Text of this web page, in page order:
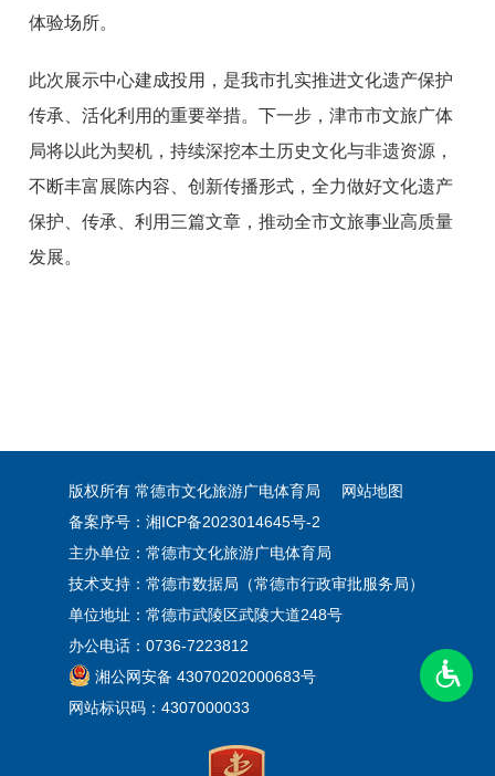
体验场所。
此次展示中心建成投用，是我市扎实推进文化遗产保护
传承、活化利用的重要举措。下一步，津市市文旅广体
局将以此为契机，持续深挖本土历史文化与非遗资源，
不断丰富展陈内容、创新传播形式，全力做好文化遗产
保护、传承、利用三篇文章，推动全市文旅事业高质量
发展。
版权所有 常德市文化旅游广电体育局
网站地图
备案序号：湘ICP备2023014645号-2
主办单位：常德市文化旅游广电体育局
技术支持：常德市数据局（常德市行政审批服务局）
单位地址：常德市武陵区武陵大道248号
办公电话：0736-7223812
湘公网安备 43070202000683号
网站标识码：4307000033